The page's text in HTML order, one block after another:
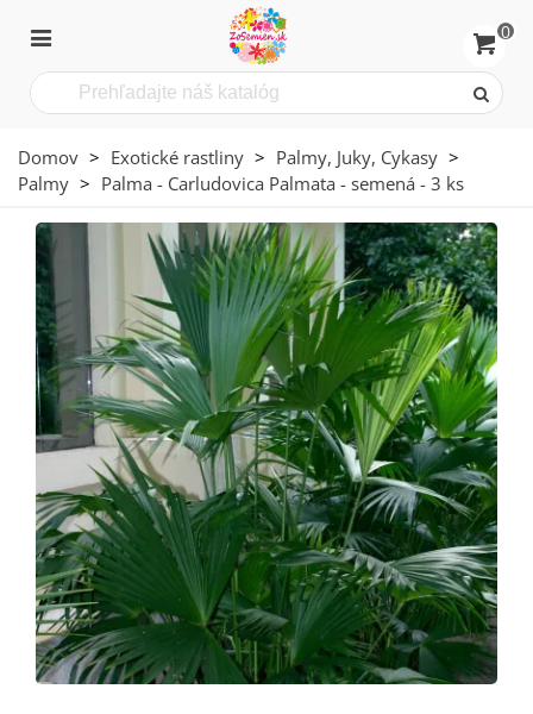
0
Domov > Exotické rastliny > Palmy, Juky, Cykasy >
Palmy > Palma - Carludovica Palmata - semená - 3 ks